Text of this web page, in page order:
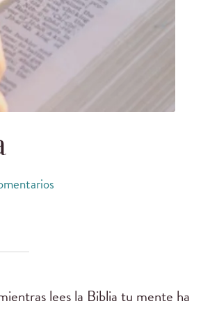
lees la Biblia tu mente ha